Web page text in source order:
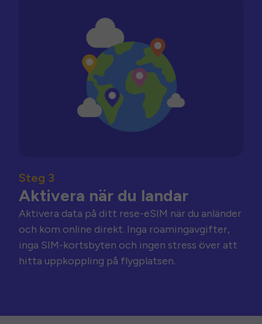
Steg 3
Aktivera när du landar
Aktivera data på ditt rese-eSIM när du anländer
och kom online direkt. Inga roamingavgifter,
inga SIM-kortsbyten och ingen stress över att
hitta uppkoppling på flygplatsen.